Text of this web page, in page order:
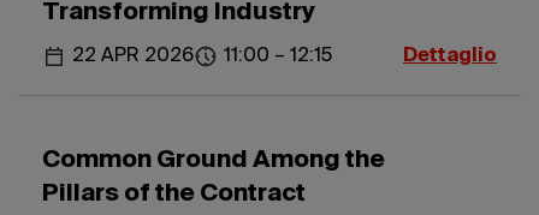
Transforming Industry
22 APR 2026 11:00 – 12:15 Dettaglio
Common Ground Among the
Pillars of the Contract